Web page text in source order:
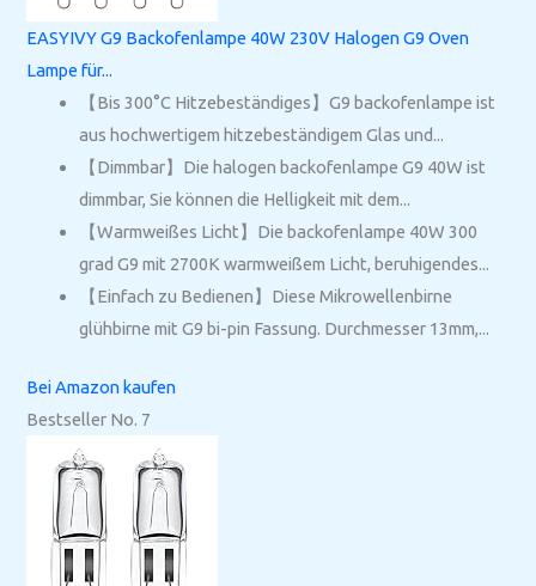
EASYIVY G9 Backofenlampe 40W 230V Halogen G9 Oven
Lampe für...
【Bis 300°C Hitzebeständiges】G9 backofenlampe ist
aus hochwertigem hitzebeständigem Glas und...
【Dimmbar】Die halogen backofenlampe G9 40W ist
dimmbar, Sie können die Helligkeit mit dem...
【Warmweißes Licht】Die backofenlampe 40W 300
grad G9 mit 2700K warmweißem Licht, beruhigendes...
【Einfach zu Bedienen】Diese Mikrowellenbirne
glühbirne mit G9 bi-pin Fassung. Durchmesser 13mm,...
Bei Amazon kaufen
Bestseller No. 7